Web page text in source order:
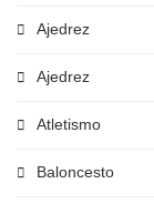
Ajedrez
Ajedrez
Atletismo
Baloncesto